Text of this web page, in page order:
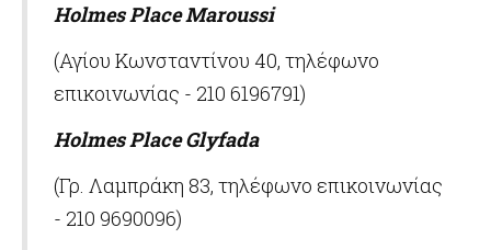
Holmes Place Maroussi
(Αγίου Κωνσταντίνου 40, τηλέφωνο
επικοινωνίας - 210 6196791)
Holmes PlaceGlyfada
(Γρ. Λαμπράκη 83, τηλέφωνο επικοινωνίας
- 210 9690096)